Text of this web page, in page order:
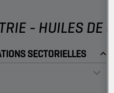
- HUILES DE
SECTORIELLES